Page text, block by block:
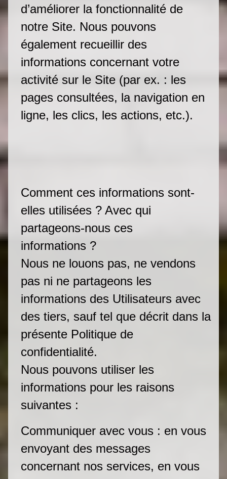
d’améliorer la fonctionnalité de
notre Site. Nous pouvons
également recueillir des
informations concernant votre
activité sur le Site (par ex. : les
pages consultées, la navigation en
ligne, les clics, les actions, etc.).
Comment ces informations sont-
elles utilisées ? Avec qui
partageons-nous ces
informations ?
Nous ne louons pas, ne vendons
pas ni ne partageons les
informations des Utilisateurs avec
des tiers, sauf tel que décrit dans la
présente Politique de
confidentialité.
Nous pouvons utiliser les
informations pour les raisons
suivantes :
Communiquer avec vous : en vous
envoyant des messages
concernant nos services, en vous